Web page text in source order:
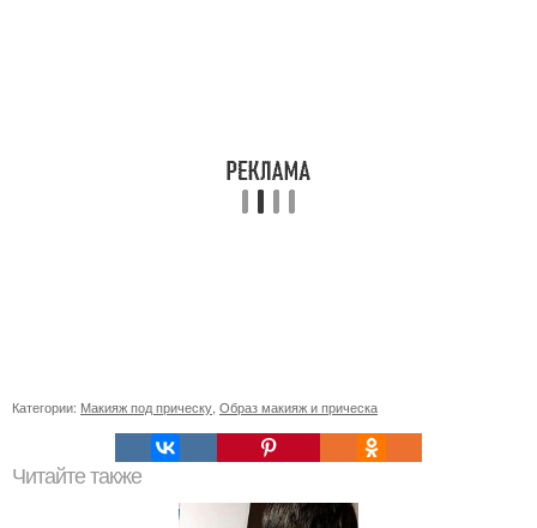
Категории: Макияж под прическу Образ макияж и прическа
Читайте также